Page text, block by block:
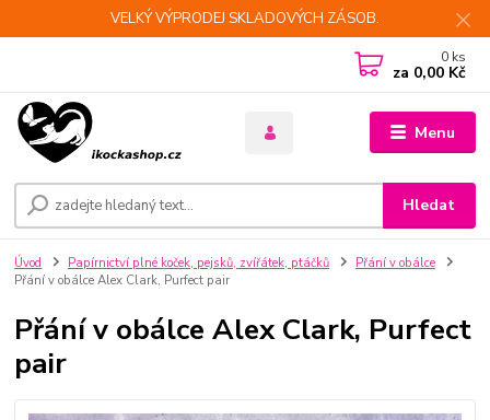
VELKÝ VÝPRODEJ SKLADOVÝCH ZÁSOB.
Menu
Hledat
0 ks
za 0,00 Kč
Úvod Papírnictví plné koček, pejsků, zvířátek, ptáčků
Přání v obálce
Přání v obálce Alex Clark, Purfect pair
Přání v obálce Alex Clark, Purfect
pair